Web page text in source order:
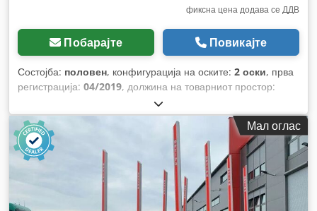
фиксна цена додава се ДДВ
Побарајте Повикајте
Состојба: половен, конфигурација на оските: 2 оски, прва
регистрација: 04/2019, должина на товарниот простор:
, ширина на товарниот простор:
суспензија:воздух, големина на гумата:275/70-22,5, боја:
црна, Година на изградба: Мал оглас